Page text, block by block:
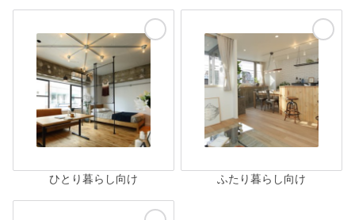
ひとり暮らし向け ふたり暮らし向け